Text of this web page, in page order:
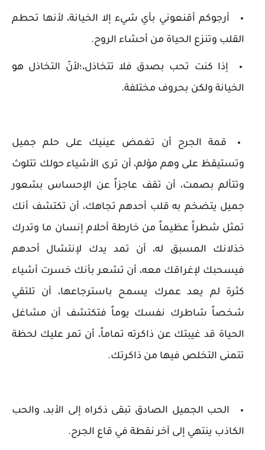
أرجوكم أقنعوني بأي شيء إلا الخيانة، لأنها تحطم
القلب وتنزع الحياة من أحشاء الروح.
إذا كنت تحب بصدق فلا تتخاذل،؛لأنّ التخاذل هو
الخيانة ولكن بحروف مختلفة.
قمة الجرح أن تغمض عينيك على حلم جميل
وتستيقظ على وهم مؤلم، أن ترى الأشياء حولك تتلوث
وتتألم بصمت، أن تقف عاجزاً عن الإحساس بشعور
جميل يتضخم به قلب أحدهم تجاهك، أن تكتشف أنك
تمثل شطراً عظيماً من خارطة أحلام إنسان ما وتدرك
خذلانك المسبق له، أن تمد يدك لإنتشال أحدهم
فيسحبك لإغراقك معه، أن تشعر بأنك خسرت أشياء
كثرة لم يعد عمرك يسمح باسترجاعها، أن تلتقي
شخصاً شاطرك نفسك يوماً فتكتشف أن مشاغل
الحياة قد غيبتك عن ذاكرته تماماً، أن تمر عليك لحظة
تتمنى التخلص فيها من ذاكرتك.
الحب الجميل الصادق تبقى ذكراه إلى الأبد، والحب
الكاذب ينتهي إلى آخر نقطة في قاع الجرح.